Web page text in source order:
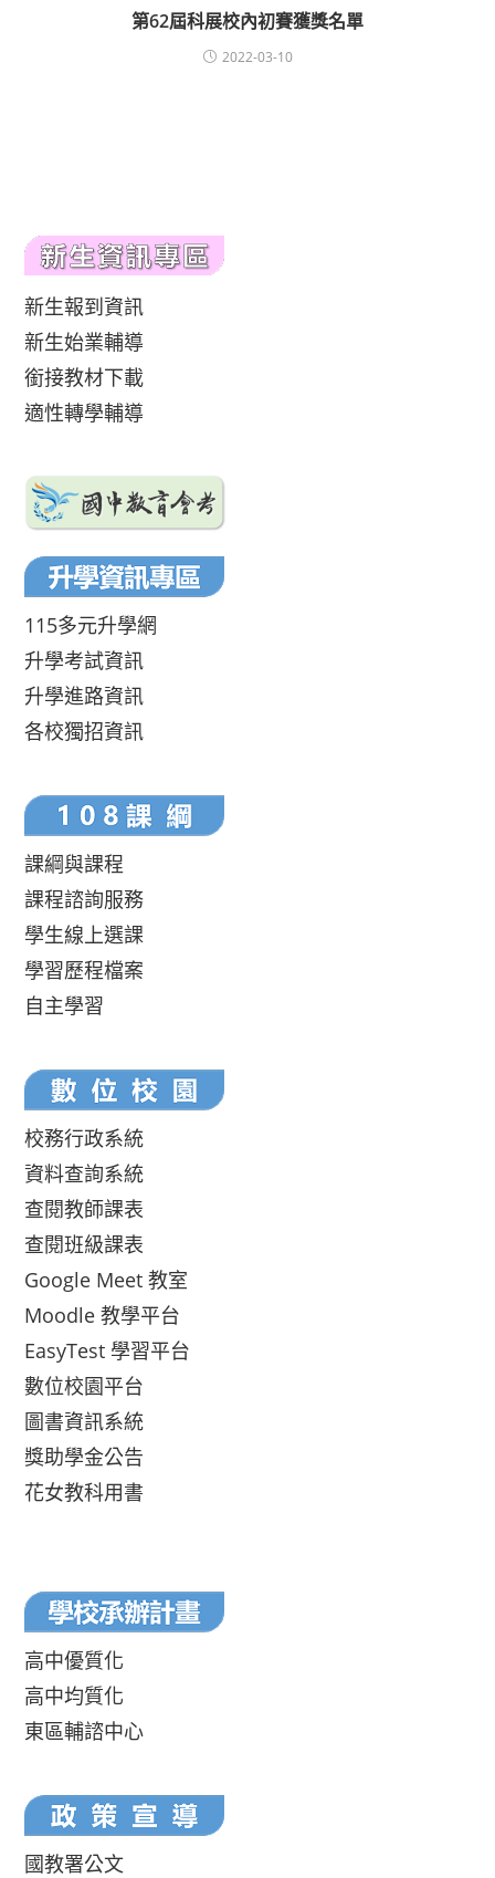
第62屆科展校內初賽獲獎名單
2022-03-10
新生報到資訊
新生始業輔導
銜接教材下載
適性轉學輔導
115多元升學網
升學考試資訊
升學進路資訊
各校獨招資訊
課綱與課程
課程諮詢服務
學生線上選課
學習歷程檔案
自主學習
校務行政系統
資料查詢系統
查閱教師課表
查閱班級課表
Google Meet 教室
Moodle 教學平台
EasyTest 學習平台
數位校園平台
圖書資訊系統
獎助學金公告
花女教科用書
高中優質化
高中均質化
東區輔諮中心
國教署公文